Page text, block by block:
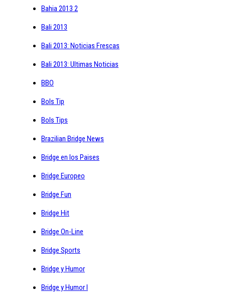
Bahia 2013 2
Bali 2013
Bali 2013: Noticias Frescas
Bali 2013: Ultimas Noticias
BBO
Bols Tip
Bols Tips
Brazilian Bridge News
Bridge en los Paises
Bridge Europeo
Bridge Fun
Bridge Hit
Bridge On-Line
Bridge Sports
Bridge y Humor
Bridge y Humor I